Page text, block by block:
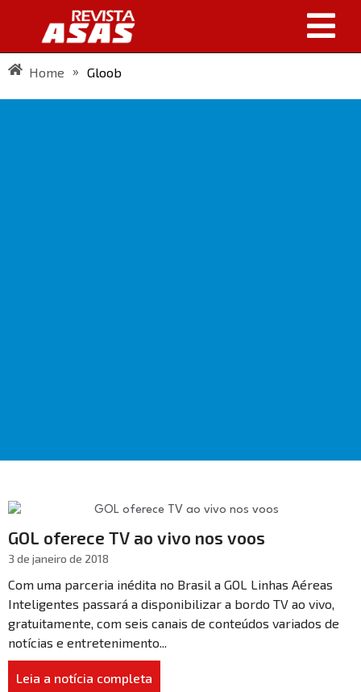
Home » Gloob
GOL oferece TV ao vivo nos voos
3 de janeiro de 2018
Com uma parceria inédita no Brasil a GOL Linhas Aéreas
Inteligentes passará a disponibilizar a bordo TV ao vivo,
gratuitamente, com seis canais de conteúdos variados de
notícias e entretenimento...
Leia a notícia completa